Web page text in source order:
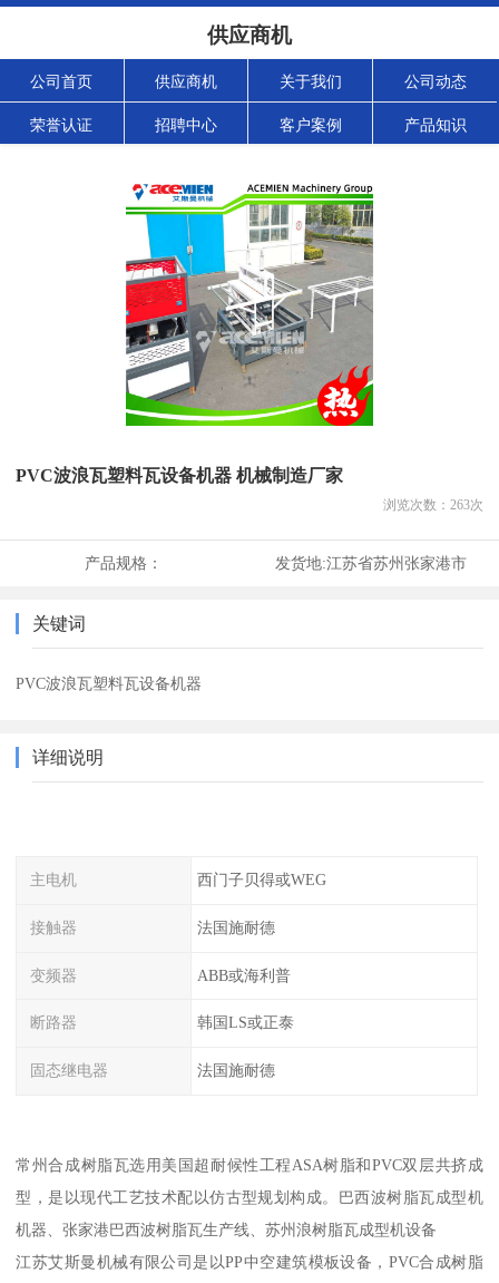
供应商机
公司首页 供应商机 关于我们 公司动态
荣誉认证 招聘中心 客户案例 产品知识
PVC波浪瓦塑料瓦设备机器 机械制造厂家
浏览次数： 263次
产品规格： 发货地:江苏省苏州张家港市
关键词
PVC波浪瓦塑料瓦设备机器
详细说明
主电机 西门子贝得或WEG
接触器 法国施耐德
变频器 ABB或海利普
断路器 韩国LS或正泰
固态继电器 法国施耐德
常州合成树脂瓦选用美国超耐候性工程ASA树脂和PVC双层共挤成
型，是以现代工艺技术配以仿古型规划构成。巴西波树脂瓦成型机
机器、张家港巴西波树脂瓦生产线、苏州浪树脂瓦成型机设备
江苏艾斯曼机械有限公司是以PP中空建筑模板设备，PVC合成树脂